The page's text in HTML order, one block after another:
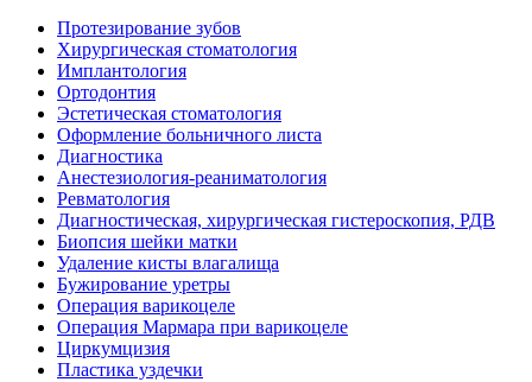
Протезирование зубов
Хирургическая стоматология
Имплантология
Ортодонтия
Эстетическая стоматология
Оформление больничного листа
Диагностика
Анестезиология-реаниматология
Ревматология
Диагностическая, хирургическая гистероскопия, РДВ
Биопсия шейки матки
Удаление кисты влагалища
Бужирование уретры
Операция варикоцеле
Операция Мармара при варикоцеле
Циркумцизия
Пластика уздечки